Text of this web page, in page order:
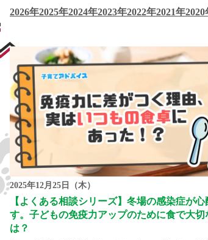
2026年2025年2024年2023年2022年2021年2020
2025年12月25日（木）
【よくある相談シリーズ】冬場の感染症が心
す。子どもの免疫力アップのために食で大切
は？